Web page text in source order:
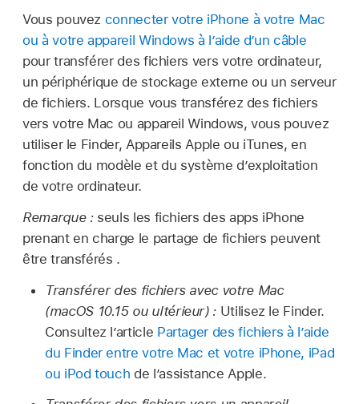
Vous pouvez connecter votre iPhone à votre Mac
ou à votre appareil Windows à l’aide d’un câble
pour transférer des fichiers vers votre ordinateur,
un périphérique de stockage externe ou un serveur
de fichiers. Lorsque vous transférez des fichiers
vers votre Mac ou appareil Windows, vous pouvez
utiliser le Finder, Appareils Apple ou iTunes, en
fonction du modèle et du système d’exploitation
de votre ordinateur.
Remarque : seuls les fichiers des apps iPhone
prenant en charge le partage de fichiers peuvent
être transférés .
Transférer des fichiers avec votre Mac
(macOS 10.15 ou ultérieur) : Utilisez le Finder.
Consultez l’article Partager des fichiers à l’aide
du Finder entre votre Mac et votre iPhone, iPad
ou iPod touch de l’assistance Apple.